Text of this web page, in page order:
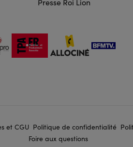
Presse Roi Lion
et CGU Politique de confidentialité
Foire aux questions